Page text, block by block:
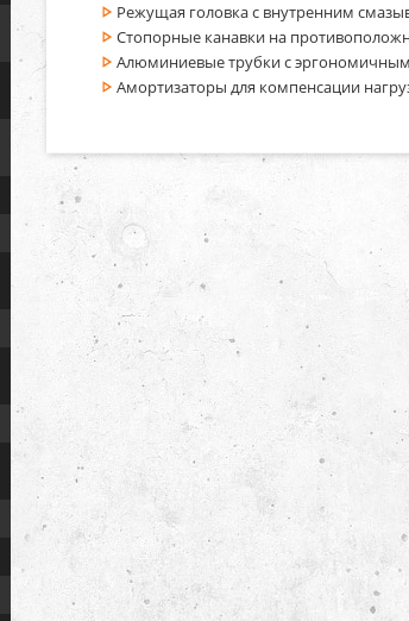
Режущая головка с внутренним
Стопорные канавки на
Алюминиевые трубки с
Амортизаторы для компенсации